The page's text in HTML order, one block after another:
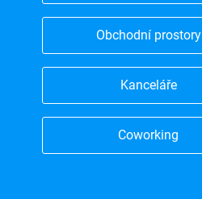
Obchodní prostory
Kanceláře
Coworking